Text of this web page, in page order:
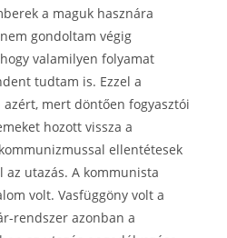
a maguk hasznára
gondoltam végig
valamilyen folyamat
tudtam is. Ezzel a
mert döntően fogyasztói
hozott vissza a
ellentétesek
utazás. A kommunista
volt. Vasfüggöny volt a
rendszer azonban a